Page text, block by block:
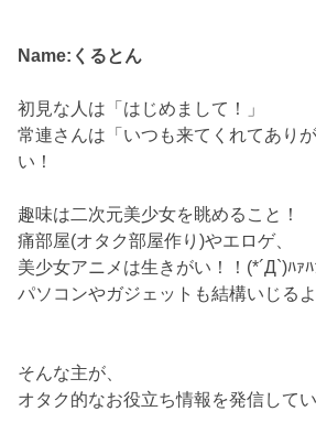
Name:くるとん
初見な人は「はじめまして！」
常連さんは「いつも来てくれてあり
い！
趣味は二次元美少女を眺めること！
痛部屋(オタク部屋作り)やエロゲ、
美少女アニメは生きがい！！(*´Д`)ﾊｧﾊ
パソコンやガジェットも結構いじるよ
そんな主が、
オタク的なお役立ち情報を発信してい